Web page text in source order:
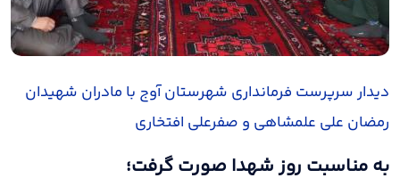
دیدار سرپرست فرمانداری شهرستان آوج با مادران شهیدان
رمضان علی علمشاهی و صفرعلی افتخاری
به مناسبت روز شهدا صورت گرفت؛